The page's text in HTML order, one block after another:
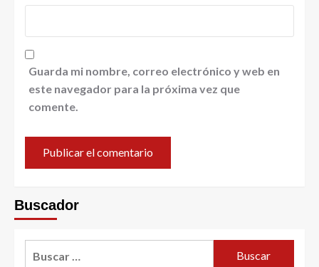
Guarda mi nombre, correo electrónico y web en
este navegador para la próxima vez que
comente.
Buscador